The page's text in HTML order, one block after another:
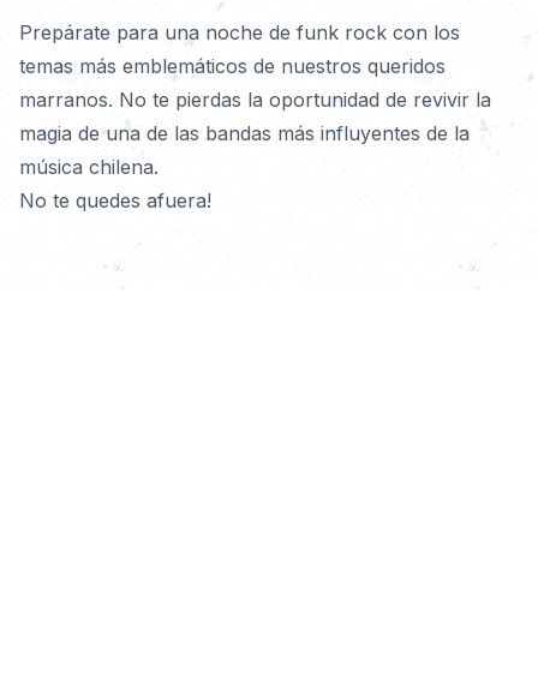
Prepárate para una noche de funk rock con los
temas más emblemáticos de nuestros queridos
marranos. No te pierdas la oportunidad de revivir la
magia de una de las bandas más influyentes de la
música chilena.
No te quedes afuera!